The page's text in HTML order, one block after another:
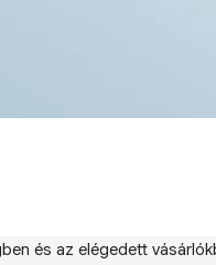
és az elégedett